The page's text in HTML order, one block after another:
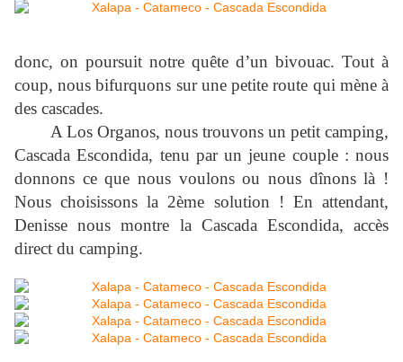
donc, on poursuit notre quête d’un bivouac. Tout à
coup, nous bifurquons sur une petite route qui mène à
des cascades.
A Los Organos, nous trouvons un petit camping,
Cascada Escondida, tenu par un jeune couple : nous
donnons ce que nous voulons ou nous dînons là !
Nous choisissons la 2ème solution ! En attendant,
Denisse nous montre la Cascada Escondida, accès
direct du camping.